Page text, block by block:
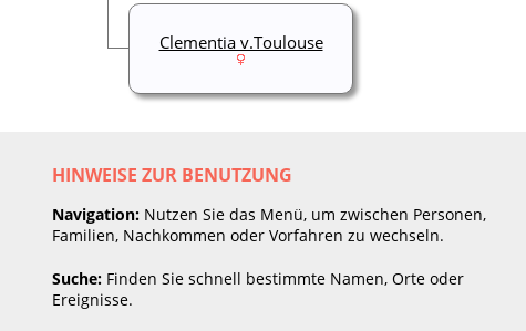
Clementia v.Toulouse
HINWEISE ZUR BENUTZUNG
Navigation: Nutzen Sie das Menü, um zwischen Personen,
Familien, Nachkommen oder Vorfahren zu wechseln.
Suche: Finden Sie schnell bestimmte Namen, Orte oder
Ereignisse.